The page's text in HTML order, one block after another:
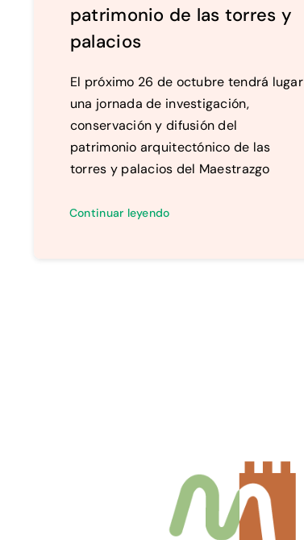
patrimonio de las torres y
palacios
El próximo 26 de octubre tendrá lugar
una jornada de investigación,
conservación y difusión del
patrimonio arquitectónico de las
torres y palacios del Maestrazgo
Continuar leyendo